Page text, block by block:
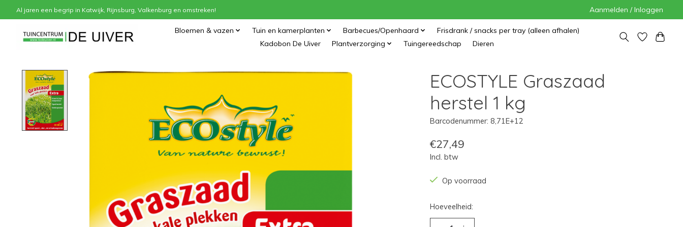
Al jaren een begrip in Katwijk, Rijnsburg, Valkenburg en omstreken! Aanmelden / Inloggen
Bloemen & vazen Tuin en kamerplanten Barbecues/Openhaard
Frisdrank / snacks per tray (alleen afhalen)
Kadobon De Uiver
Plantverzorging Tuingereedschap Dieren
Product image slideshow Items
ECOSTYLE Graszaad
herstel 1 kg
Barcodenummer: 8,71E+12
€27,49
Incl. btw
Op voorraad
Hoeveelheid: